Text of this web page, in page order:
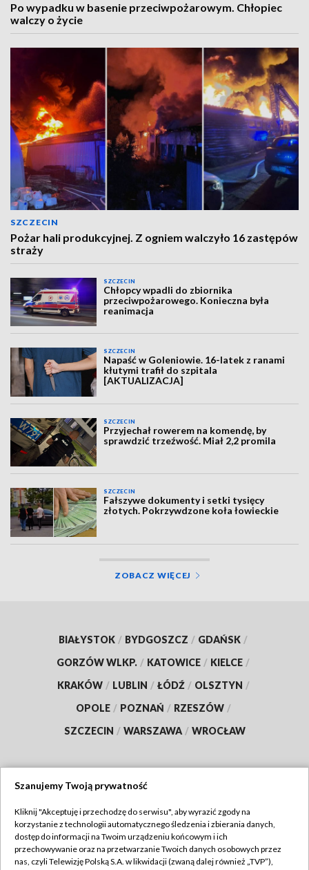
Po wypadku w basenie przeciwpożarowym. Chłopiec
walczy o życie
SZCZECIN
Pożar hali produkcyjnej. Z ogniem walczyło 16 zastępów
straży
SZCZECIN
Chłopcy wpadli do zbiornika
przeciwpożarowego. Konieczna była
reanimacja
SZCZECIN
Napaść w Goleniowie. 16-latek z ranami
kłutymi trafił do szpitala
[AKTUALIZACJA]
SZCZECIN
Przyjechał rowerem na komendę, by
sprawdzić trzeźwość. Miał 2,2 promila
SZCZECIN
Fałszywe dokumenty i setki tysięcy
złotych. Pokrzywdzone koła łowieckie
ZOBACZ WIĘCEJ
BIAŁYSTOK / BYDGOSZCZ / GDAŃSK /
GORZÓW WLKP. / KATOWICE / KIELCE /
KRAKÓW / LUBLIN / ŁÓDŹ / OLSZTYN /
OPOLE / POZNAŃ / RZESZÓW /
SZCZECIN / WARSZAWA / WROCŁAW
TVP
Abonament TVP
Regulamin TVP
Szanujemy Twoją prywatność
Kliknij "Akceptuję i przechodzę do serwisu", aby wyrazić zgody na
korzystanie z technologii automatycznego śledzenia i zbierania danych,
dostęp do informacji na Twoim urządzeniu końcowym i ich
przechowywanie oraz na przetwarzanie Twoich danych osobowych przez
nas, czyli Telewizję Polską S.A. w likwidacji (zwaną dalej również „TVP”),